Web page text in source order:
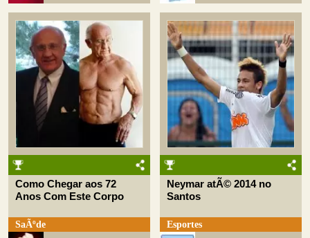
Como Chegar aos 72
Anos Com Este Corpo
SaÃºde
Neymar atÃ© 2014 no
Santos
Esportes